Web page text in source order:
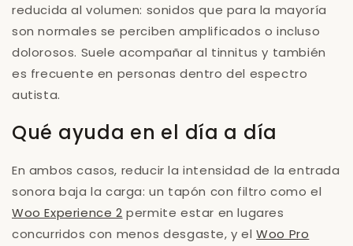
reducida al volumen: sonidos que para la mayoría
son normales se perciben amplificados o incluso
dolorosos. Suele acompañar al tinnitus y también
es frecuente en personas dentro del espectro
autista.
Qué ayuda en el día a día
En ambos casos, reducir la intensidad de la entrada
sonora baja la carga: un tapón con filtro como el
Woo Experience 2 permite estar en lugares
concurridos con menos desgaste, y elWoo Pro